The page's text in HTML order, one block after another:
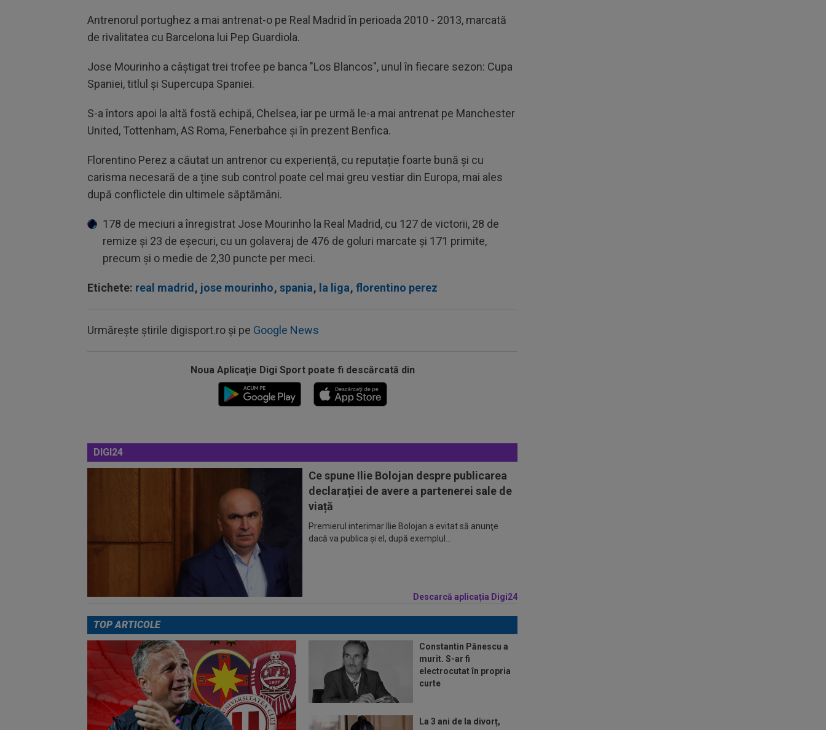
Antrenorul portughez a mai antrenat-o pe Real Madrid în perioada 2010 - 2013, marcată
de rivalitatea cu Barcelona lui Pep Guardiola.
Jose Mourinho a câștigat trei trofee pe banca "Los Blancos", unul în fiecare sezon: Cupa
Spaniei, titlul și Supercupa Spaniei.
S-a întors apoi la altă fostă echipă, Chelsea, iar pe urmă le-a mai antrenat pe Manchester
United, Tottenham, AS Roma, Fenerbahce și în prezent Benfica.
Florentino Perez a căutat un antrenor cu experiență, cu reputație foarte bună și cu
carisma necesară de a ține sub control poate cel mai greu vestiar din Europa, mai ales
după conflictele din ultimele săptămâni.
178 de meciuri a înregistrat Jose Mourinho la Real Madrid, cu 127 de victorii, 28 de
remize și 23 de eșecuri, cu un golaveraj de 476 de goluri marcate și 171 primite,
precum și o medie de 2,30 puncte per meci.
Etichete: real madrid , jose mourinho, spania, la liga, florentino perez
Urmărește știrile digisport.ro și pe Google News
Noua Aplicaţie Digi Sport poate fi descărcată din
DIGI24
Ce spune Ilie Bolojan despre publicarea
declarației de avere a partenerei sale de
viață
Premierul interimar Ilie Bolojan a evitat să anunţe
dacă va publica şi el, după exemplul...
Descarcă aplicația Digi24
TOP ARTICOLE
Constantin Pănescu a
murit. S-ar fi
electrocutat în propria
curte
La 3 ani de la divorț,